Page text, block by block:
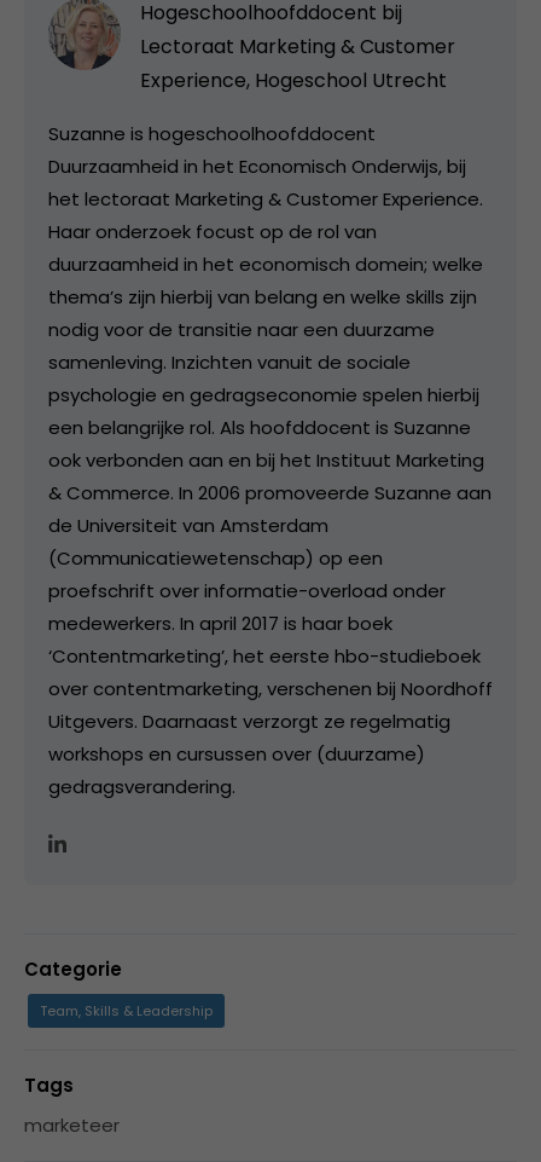
Hogeschoolhoofddocent bij
Lectoraat Marketing & Customer
Experience, Hogeschool Utrecht
Suzanne is hogeschoolhoofddocent
Duurzaamheid in het Economisch Onderwijs, bij
het lectoraat Marketing & Customer Experience.
Haar onderzoek focust op de rol van
duurzaamheid in het economisch domein; welke
thema’s zijn hierbij van belang en welke skills zijn
nodig voor de transitie naar een duurzame
samenleving. Inzichten vanuit de sociale
psychologie en gedragseconomie spelen hierbij
een belangrijke rol. Als hoofddocent is Suzanne
ook verbonden aan en bij het Instituut Marketing
& Commerce. In 2006 promoveerde Suzanne aan
de Universiteit van Amsterdam
(Communicatiewetenschap) op een
proefschrift over informatie-overload onder
medewerkers. In april 2017 is haar boek
‘Contentmarketing’, het eerste hbo-studieboek
over contentmarketing, verschenen bij Noordhoff
Uitgevers. Daarnaast verzorgt ze regelmatig
workshops en cursussen over (duurzame)
gedragsverandering.
Categorie
Team, Skills & Leadership
Tags
marketeer